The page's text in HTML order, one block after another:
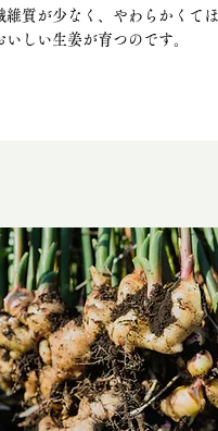
維質が少なく、やわらかくて
いしい生姜が育つのです。